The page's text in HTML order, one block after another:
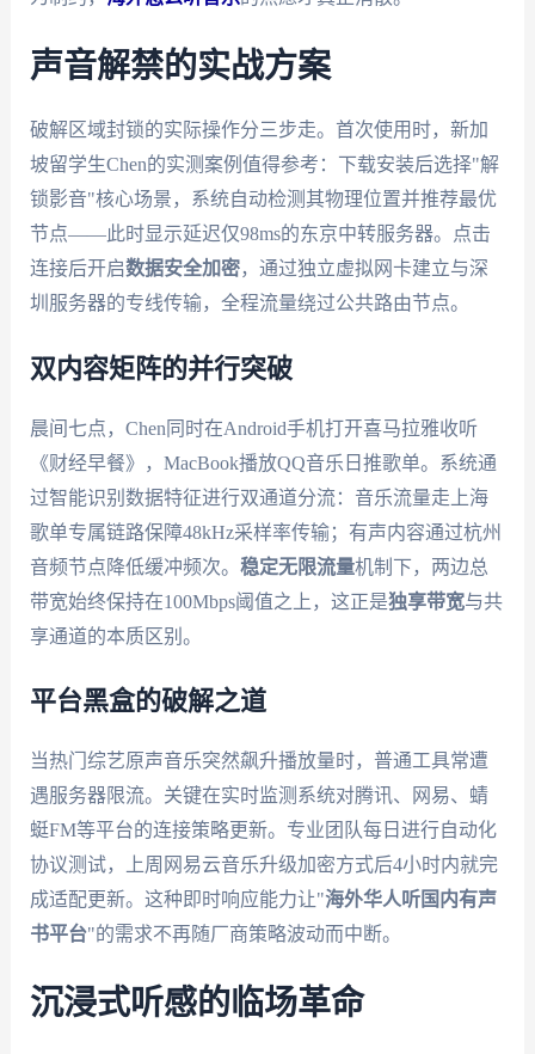
声音解禁的实战方案
破解区域封锁的实际操作分三步走。首次使用时，新加
坡留学生Chen的实测案例值得参考：下载安装后选择"解
锁影音"核心场景，系统自动检测其物理位置并推荐最优
节点——此时显示延迟仅98ms的东京中转服务器。点击
连接后开启数据安全加密，通过独立虚拟网卡建立与深
圳服务器的专线传输，全程流量绕过公共路由节点。
双内容矩阵的并行突破
晨间七点，Chen同时在Android手机打开喜马拉雅收听
《财经早餐》，MacBook播放QQ音乐日推歌单。系统通
过智能识别数据特征进行双通道分流：音乐流量走上海
歌单专属链路保障48kHz采样率传输；有声内容通过杭州
音频节点降低缓冲频次。 稳定无限流量机制下，两边总
带宽始终保持在100Mbps阈值之上，这正是独享带宽与共
享通道的本质区别。
平台黑盒的破解之道
当热门综艺原声音乐突然飙升播放量时，普通工具常遭
遇服务器限流。关键在实时监测系统对腾讯、网易、蜻
蜓FM等平台的连接策略更新。专业团队每日进行自动化
协议测试，上周网易云音乐升级加密方式后4小时内就完
成适配更新。这种即时响应能力让"海外华人听国内有声
书平台"的需求不再随厂商策略波动而中断。
沉浸式听感的临场革命